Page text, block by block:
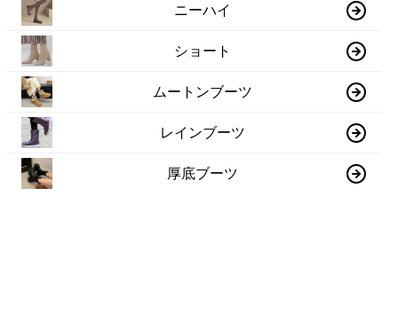
ニーハイ
ショート
ムートンブーツ
レインブーツ
厚底ブーツ